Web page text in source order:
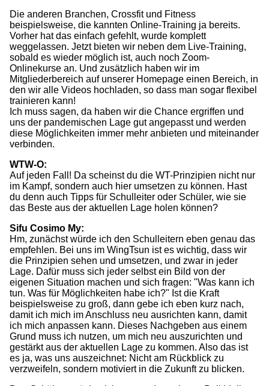
Die anderen Branchen, Crossfit und Fitness
beispielsweise, die kannten Online-Training ja bereits.
Vorher hat das einfach gefehlt, wurde komplett
weggelassen. Jetzt bieten wir neben dem Live-Training,
sobald es wieder möglich ist, auch noch Zoom-
Onlinekurse an. Und zusätzlich haben wir im
Mitgliederbereich auf unserer Homepage einen Bereich, in
den wir alle Videos hochladen, so dass man sogar flexibel
trainieren kann!
Ich muss sagen, da haben wir die Chance ergriffen und
uns der pandemischen Lage gut angepasst und werden
diese Möglichkeiten immer mehr anbieten und miteinander
verbinden.
WTW-O:
Auf jeden Fall! Da scheinst du die WT-Prinzipien nicht nur
im Kampf, sondern auch hier umsetzen zu können. Hast
du denn auch Tipps für Schulleiter oder Schüler, wie sie
das Beste aus der aktuellen Lage holen können?
Sifu Cosimo My:
Hm, zunächst würde ich den Schulleitern eben genau das
empfehlen. Bei uns im WingTsun ist es wichtig, dass wir
die Prinzipien sehen und umsetzen, und zwar in jeder
Lage. Dafür muss sich jeder selbst ein Bild von der
eigenen Situation machen und sich fragen: "Was kann ich
tun. Was für Möglichkeiten habe ich?" Ist die Kraft
beispielsweise zu groß, dann gebe ich eben kurz nach,
damit ich mich im Anschluss neu ausrichten kann, damit
ich mich anpassen kann. Dieses Nachgeben aus einem
Grund muss ich nutzen, um mich neu auszurichten und
gestärkt aus der aktuellen Lage zu kommen. Also das ist
es ja, was uns auszeichnet: Nicht am Rückblick zu
verzweifeln, sondern motiviert in die Zukunft zu blicken.